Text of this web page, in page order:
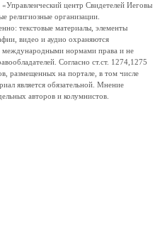
центр Свидетелей Иеговы
религиозные организации.
текстовые материалы, элементы
видео и аудио охраняются
международными нормами права и не
Согласно ст.ст. 1274,1275
размещенных на портале, в том числе
является обязательной. Мнение
авторов и колумнистов.